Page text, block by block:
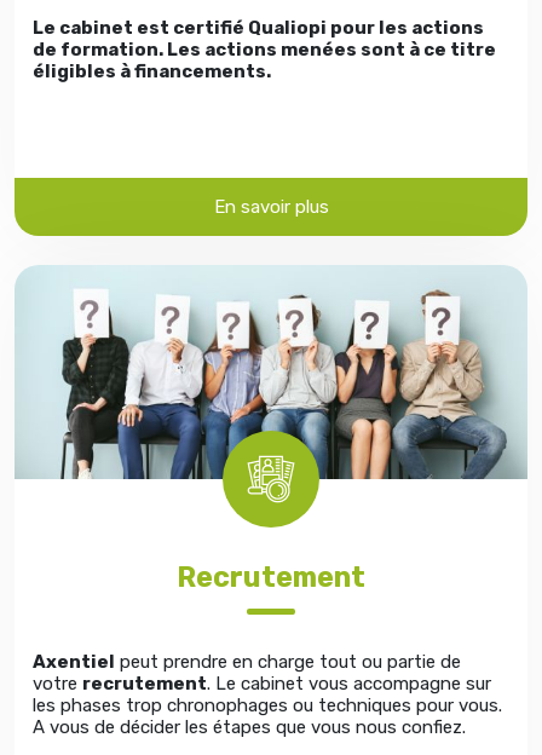
Le cabinet est certifié Qualiopi pour les actions
de formation. Les actions menées sont à ce titre
éligibles à financements.
En savoir plus
Recrutement
Axentiel peut prendre en charge tout ou partie de
votre recrutement. Le cabinet vous accompagne sur
les phases trop chronophages ou techniques pour vous.
A vous de décider les étapes que vous nous confiez.